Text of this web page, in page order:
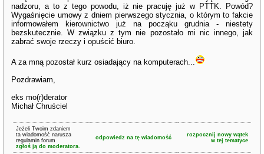
nadzoru, a to z tego powodu, iż nie pracuję już w PTTK. Powód?
Wygaśnięcie umowy z dniem pierwszego stycznia, o którym to fakcie
informowałem kierownictwo już na począku grudnia - niestety
bezskutecznie. W związku z tym nie pozostało mi nic innego, jak
zabrać swoje rzeczy i opuścić biuro.
A za mną pozostał kurz osiadający na komputerach...
Pozdrawiam,
eks mo(r)derator
Michał Chruściel
Jeżeli Twoim zdaniem
ta wiadomość narusza
regulamin forum
zgłoś ją do moderatora.
odpowiedz na tę wiadomość
rozpocznij nowy wątek
w tej tematyce